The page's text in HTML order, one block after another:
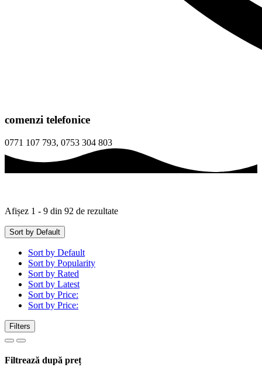
comenzi telefonice
0771 107 793, 0753 304 803
Afișez 1 - 9 din 92 de rezultate
Sort by Default
Sort by Default
Sort by Popularity
Sort by Rated
Sort by Latest
Sort by Price:
Sort by Price:
Filters
Filtrează după preț